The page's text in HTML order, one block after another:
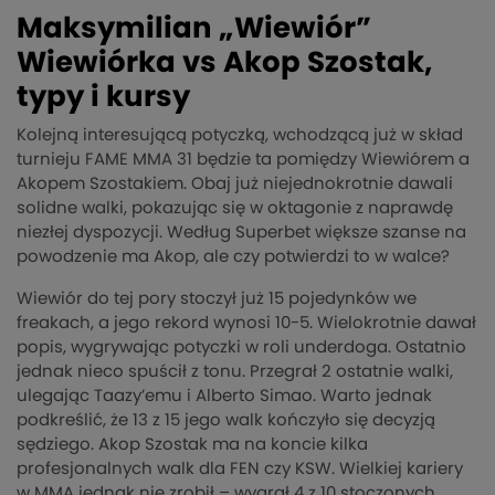
Maksymilian „Wiewiór”
Wiewiórka vs Akop Szostak,
typy i kursy
Kolejną interesującą potyczką, wchodzącą już w skład
turnieju FAME MMA 31 będzie ta pomiędzy Wiewiórem a
Akopem Szostakiem. Obaj już niejednokrotnie dawali
solidne walki, pokazując się w oktagonie z naprawdę
niezłej dyspozycji. Według Superbet większe szanse na
powodzenie ma Akop, ale czy potwierdzi to w walce?
Wiewiór do tej pory stoczył już 15 pojedynków we
freakach, a jego rekord wynosi 10-5. Wielokrotnie dawał
popis, wygrywając potyczki w roli underdoga. Ostatnio
jednak nieco spuścił z tonu. Przegrał 2 ostatnie walki,
ulegając Taazy’emu i Alberto Simao. Warto jednak
podkreślić, że 13 z 15 jego walk kończyło się decyzją
sędziego. Akop Szostak ma na koncie kilka
profesjonalnych walk dla FEN czy KSW. Wielkiej kariery